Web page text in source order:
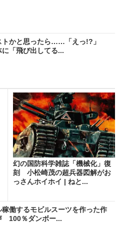
トかと思ったら……「えっ!?」
「飛び出してる...
幻の国防科学雑誌「機械化」復
刻 小松崎茂の超兵器図解がお
っさんホイホイ | ねと...
働するモビルスーツを作った作
100％ダンボー...